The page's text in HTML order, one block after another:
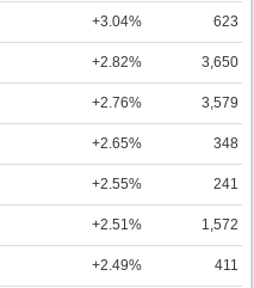
+3.04% 623
+2.82% 3,650
+2.76% 3,579
+2.65% 348
+2.55% 241
+2.51% 1,572
+2.49% 411